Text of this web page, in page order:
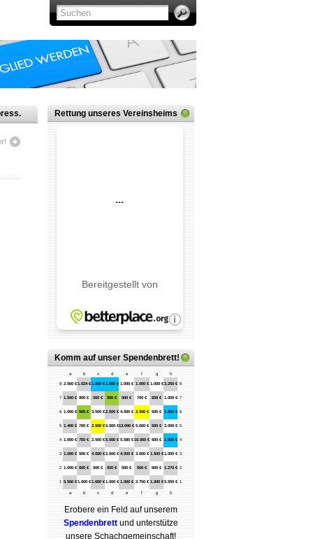
Rettung unseres Vereinsheims
Komm auf unser Spendenbrett!
a b c d e f g h
8 2.500 € 1.024 € 1.000 € 1.000 € 1.000 € 1.000 € 1.000 € 3.250 € 8
7 1.500 € 900 € 500 € 500 € 500 € 700 € 650 € 1.000 € 7
6 1.000 € 500 € 3.500 € 2.500 € 4.500 € 2.500 € 500 € 1.000 € 6
5 1.400 € 700 € 2.500 € 5.000 €13.000 € 5.000 € 500 € 2.000 € 5
4 1.000 € 750 € 2.500 € 5.000 € 5.580 € 10.000 € 600 € 1.000 € 4
3 1.000 € 500 € 4.000 € 2.500 € 4.000 € 3.000 € 1.500 € 1.000 € 3
2 1.000 € 600 € 500 € 500 € 500 € 500 € 600 € 1.270 € 2
1 5.500 € 1.000 € 1.600 € 1.000 € 1.000 € 2.750 € 1.000 € 5.550 € 1
a b c d e f g h
Erobere ein Feld auf unserem
Spenden­brett und unterstütze
unsere Schach­ge­mein­schaft!